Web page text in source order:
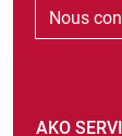
Nous
AKO